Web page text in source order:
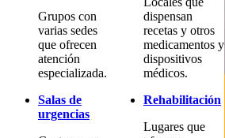
Grupos con
varias sedes
que ofrecen
atención
especializada.
Salas de
urgencias
dispensan
recetas y otros
medicamentos y
dispositivos
médicos.
Rehabilitación
Lugares que